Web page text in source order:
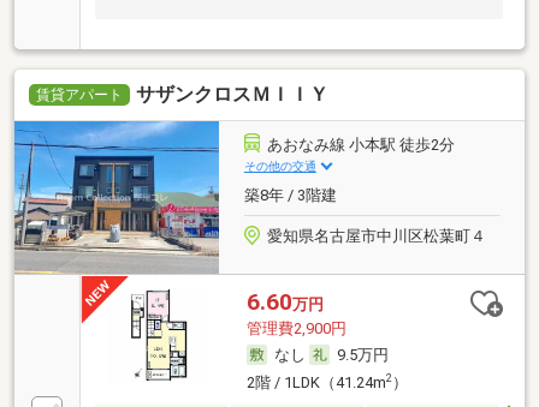
賃貸アパート サザンクロスＭＩＩＹ
あおなみ線 小本駅 徒歩2分
その他の交通
築8年 / 3階建
愛知県名古屋市中川区松葉町４
6.60万円
管理費2,900円
なし
9.5万円
2階 / 1LDK（41.24m2）